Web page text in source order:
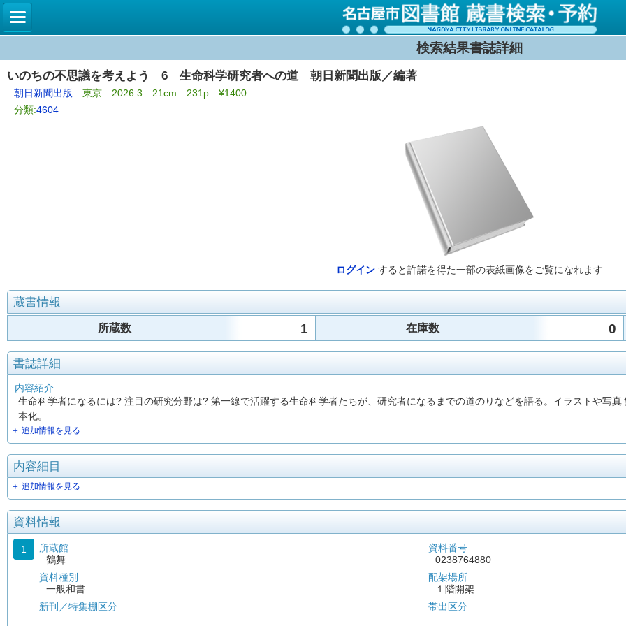
検索結果書誌詳細
いのちの不思議を考えよう 6 生命科学研究者への道 朝日新聞出版／編著
朝日新聞出版 東京 2026.3 21cm 231p ¥1400
分類:4604
ログイン すると許諾を得た一部の表紙画像をご覧になれます
蔵書情報
所蔵数 1 在庫数 0
書誌詳細
内容紹介
生命科学者になるには? 注目の研究分野は? 第一線で活躍する生命科学者たちが、研究者になるまでの道のりなどを語る。イラストや写
本化。
＋ 追加情報を見る
内容細目
＋ 追加情報を見る
資料情報
1
所蔵館
鶴舞
資料種別
一般和書
新刊／特集棚区分
資料番号
0238764880
配架場所
１階開架
帯出区分